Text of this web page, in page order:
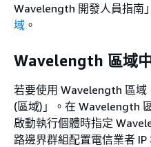
Wavelength 開發人員指南」
域 。
Wavelength 區域
若要使用 Wavelength 區域
(區域)」。在 Wavelength
啟動執行個體時指定
路邊界群組配置電信業者